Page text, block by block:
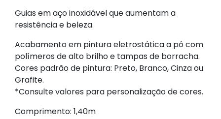
Guias em aço inoxidável que aumentam a
resistência e beleza.
Acabamento em pintura eletrostática a pó com
polímeros de alto brilho e tampas de borracha.
Cores padrão de pintura: Preto, Branco, Cinza ou
Grafite.
*Consulte valores para personalização de cores.
Comprimento: 1,40m